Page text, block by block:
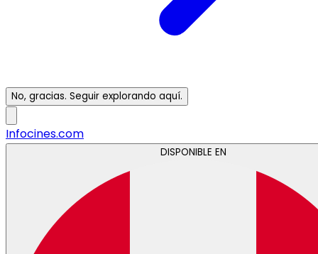
No, gracias. Seguir explorando aquí.
Infocines.com
DISPONIBLE EN